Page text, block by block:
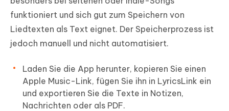
funktioniert und sich gut zum Speichern von
Liedtexten als Text eignet. Der Speicherprozess ist
jedoch manuell und nicht automatisiert.
Laden Sie die App herunter, kopieren Sie einen
Apple Music-Link, fügen Sie ihn in LyricsLink ein
und exportieren Sie die Texte in Notizen,
Nachrichten oder als PDF.